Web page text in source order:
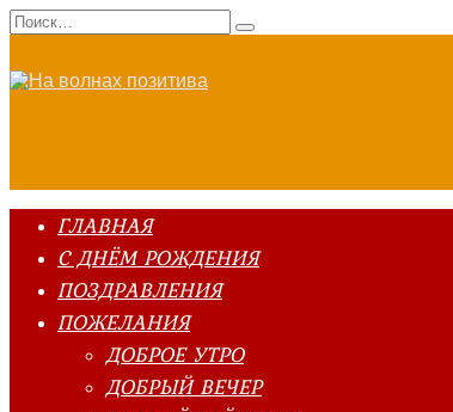
Перейти
к
Search
for:
ГЛАВНАЯ
С ДНЁМ РОЖДЕНИЯ
ПОЗДРАВЛЕНИЯ
ПОЖЕЛАНИЯ
ДОБРОЕ УТРО
ДОБРЫЙ ВЕЧЕР